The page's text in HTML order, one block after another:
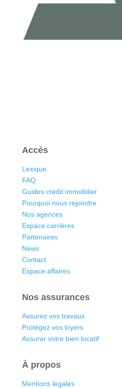
Accès
Lexique
FAQ
Guides crédit immobilier
Pourquoi nous rejoindre
Nos agences
Espace carrières
Partenaires
News
Contact
Espace affaires
Nos assurances
Assurez vos travaux
Protégez vos loyers
Assurer votre bien locatif
À propos
Mentions légales